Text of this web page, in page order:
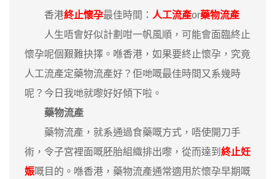
香港終止懷孕最佳時間： 人工流產or藥物流產
人生唔會好似計劃咁一帆風順，可能會面臨終止
懷孕呢個艱難抉擇。喺香港，如果要終止懷孕，究竟
人工流產定藥物流產好？佢哋嘅最佳時間又系幾時
呢？今日我哋就嚟好好傾下啦。
藥物流產
藥物流產，就系通過食藥嘅方式，唔使開刀手
術，令子宮裡面嘅胚胎組織排出嚟，從而達到 終止妊
娠嘅目的。喺香港，藥物流產通常適用於懷孕早期嘅